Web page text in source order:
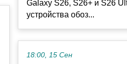
Galaxy S26, S26+ и S26
устройства обоз...
18:00, 15 Сен